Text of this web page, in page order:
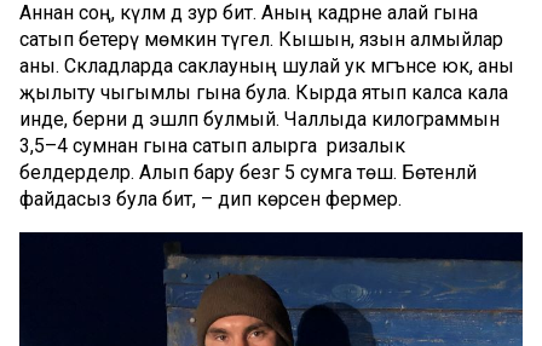
Аннан соң, күләм дә зур бит. Аның кадәрне алай гына
сатып бетерү мөмкин түгел. Кышын, язын алмыйлар
аны. Складларда саклауның шулай ук мәгънәсе юк, аны
җылыту чыгымлы гына була. Кырда ятып калса кала
инде, берни дә эшләп булмый. Чаллыда килограммын
3,5–4 сумнан гына сатып алырга ризалык
белдерделәр. Алып бару безгә 5 сумга төшә. Бөтенләй
файдасыз була бит, – дип көрсенә фермер.